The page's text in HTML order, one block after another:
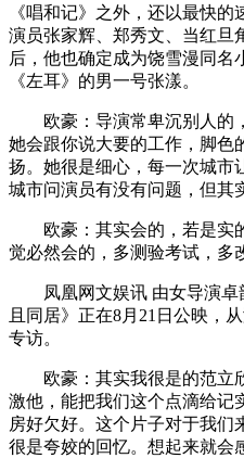
《唱和记》之外，还以最快
演员张家辉、郑秀文、当红旦
后，他也确定成为饶雪漫同名
《左耳》的男一号张漾。
欧豪：导演常卑沉别人的，
她会跟你说大要的工作，脚色
扬。她很是细心，每一次城市
城市问演员有没有问题，但其
欧豪：其实会的，若是实
觉必然会的，多测验考试，多
凤凰网文娱讯 由女导演卓
且同居》正在8月21日公映，
专访。
欧豪：其实我很是的范立
激他，能把我们这个点滴给记
房好欠好。这个片子对于我们
很是夸姣的回忆。想起来就会